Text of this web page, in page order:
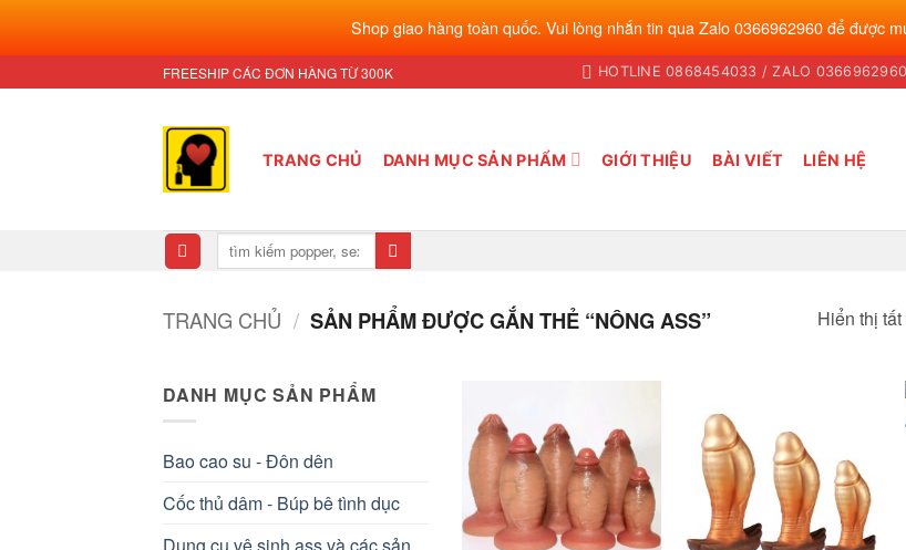
Shop giao hàng toàn quốc. Vui lòng nhắn tin qua Zalo 0366962960 để được
qua
FREESHIP CÁC ĐƠN HÀNG TỪ 300K HOTLINE 0868454033 / ZALO 0366962960
TRANG CHỦ DANH MỤC SẢN PHẨM GIỚI THIỆU BÀI VIẾT LIÊN HỆ
Tìm
kiếm:
TRANG CHỦ / SẢN PHẨM ĐƯỢC GẮN THẺ “NÔNG ASS” Hiển thị
DANH MỤC SẢN PHẨM
Bao cao su - Đôn dên
Cốc thủ dâm - Búp bê tình dục
Add to
wishlist
wishlist